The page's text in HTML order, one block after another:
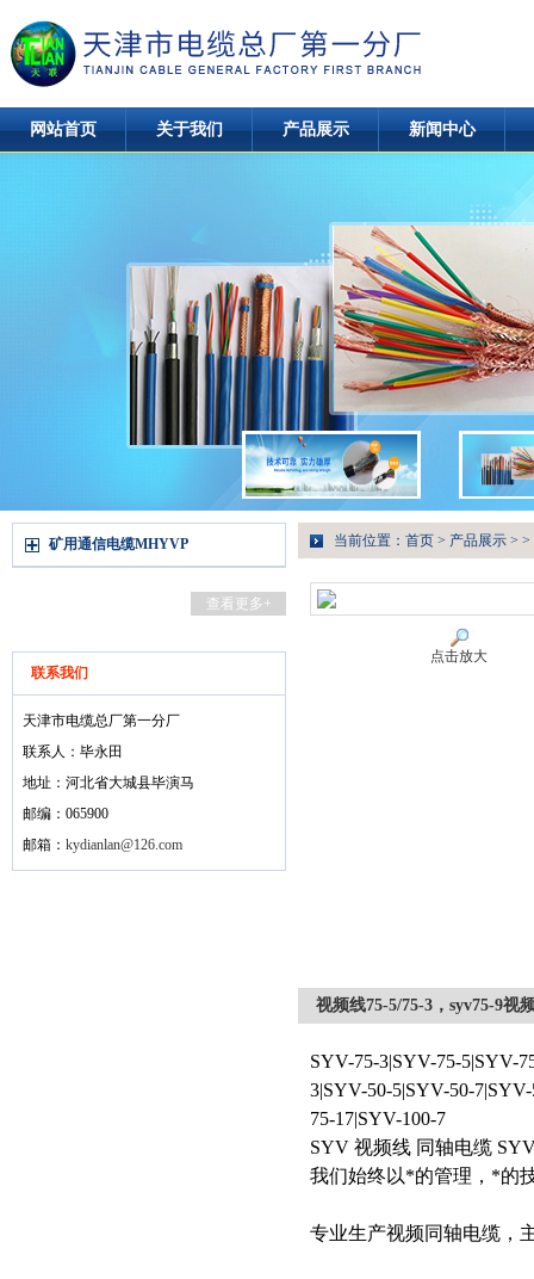
网站首页 关于我们 产品展示 新闻中心
矿用通信电缆MHYVP
查看更多+
联系我们
天津市电缆总厂第一分厂
联系人：毕永田
地址：河北省大城县毕演马
邮编：065900
邮箱： kydianlan@126.com
当前位置： 首页 > 产品展示 > >
点击放大
视频线75-5/75-3，syv75-9视
SYV-75-3|SYV-75-5|SYV-
3|SYV-50-5|SYV-50-
75-17|SYV-100-7
SYV 视频线 同轴电缆
我们始终以*的管理，*的
专业生产视频同轴电缆，